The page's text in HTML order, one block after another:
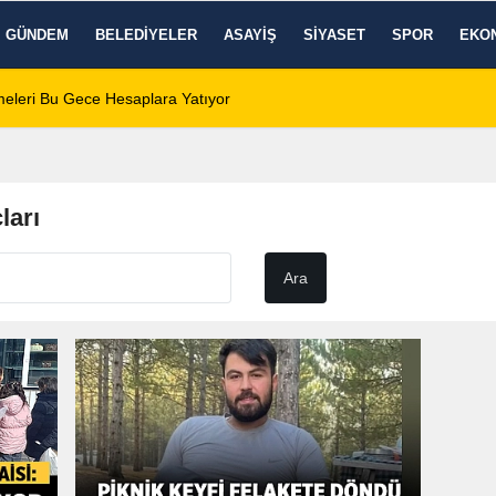
GÜNDEM BELEDIYELER ASAYIŞ SIYASET SPOR
Bu Gece Hesaplara Yatıyor Afyonspor için